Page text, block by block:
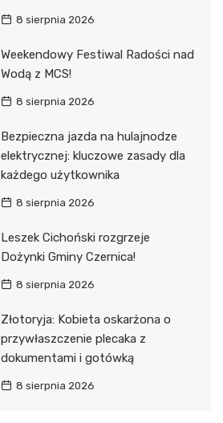
8 sierpnia 2026
Weekendowy Festiwal Radości nad
Wodą z MCS!
8 sierpnia 2026
Bezpieczna jazda na hulajnodze
elektrycznej: kluczowe zasady dla
każdego użytkownika
8 sierpnia 2026
Leszek Cichoński rozgrzeje
Dożynki Gminy Czernica!
8 sierpnia 2026
Złotoryja: Kobieta oskarżona o
przywłaszczenie plecaka z
dokumentami i gotówką
8 sierpnia 2026